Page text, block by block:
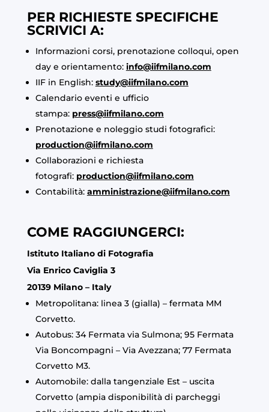
PER RICHIESTE SPECIFICHE
SCRIVICI A:
Informazioni corsi, prenotazione colloqui, open
day e orientamento: info@iifmilano.com
IIF in English: study@iifmilano.com
Calendario eventi e ufficio
stampa: press@iifmilano.com
Prenotazione e noleggio studi fotografici:
production@iifmilano.com
Collaborazioni e richiesta
fotografi: production@iifmilano.com
Contabilità: amministrazione@iifmilano.com
COME RAGGIUNGERCI:
Istituto Italiano di Fotografia
Via Enrico Caviglia 3
20139 Milano – Italy
Metropolitana: linea 3 (gialla) – fermata MM
Corvetto.
Autobus: 34 Fermata via Sulmona; 95 Fermata
Via Boncompagni – Via Avezzana; 77 Fermata
Corvetto M3.
Automobile: dalla tangenziale Est – uscita
Corvetto (ampia disponibilità di parcheggi